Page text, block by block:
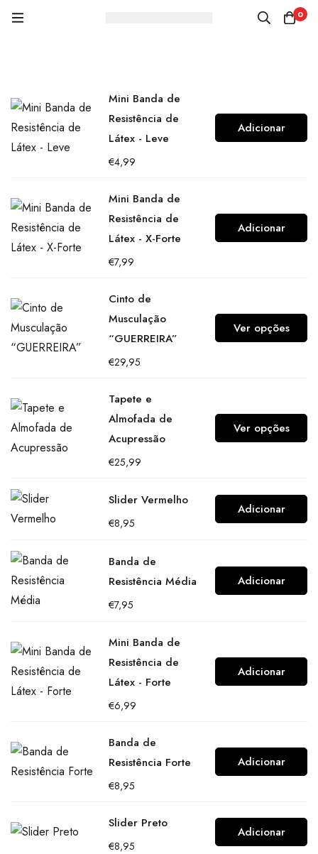
0
Mini Banda de
Resistência de
Látex - Leve
€4,99
Adicionar
Mini Banda de
Resistência de
Látex - X-Forte
€7,99
Adicionar
Cinto de
Musculação
“GUERREIRA”
€29,95
Ver opções
Tapete e
Almofada de
Acupressão
€25,99
Ver opções
Slider Vermelho
€8,95
Adicionar
Banda de
Resistência Média
€7,95
Adicionar
Mini Banda de
Resistência de
Látex - Forte
€6,99
Adicionar
Banda de
Resistência Forte
€8,95
Adicionar
Slider Preto
€8,95
Adicionar